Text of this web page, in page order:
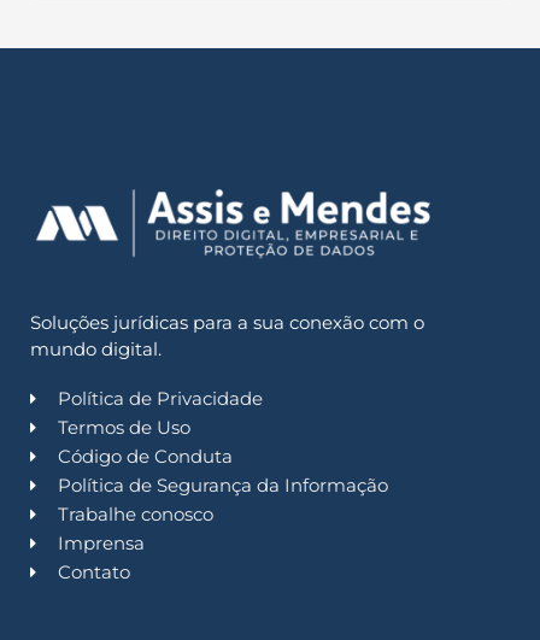
Soluções jurídicas para a sua conexão com o
mundo digital.
Política de Privacidade
Termos de Uso
Código de Conduta
Política de Segurança da Informação
Trabalhe conosco
Imprensa
Contato